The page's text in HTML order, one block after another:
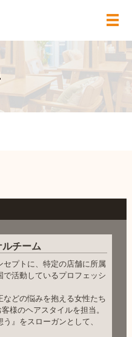
メ
チーム
セプトに、特定の店舗に所属
で活動しているプロフェッシ
どの悩みを抱える女性たち
様のヘアスタイルを担当。
』をスローガンとして、